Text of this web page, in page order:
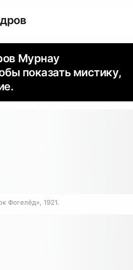
Мурнау
показать мистику,
Фогелёд», 1921.